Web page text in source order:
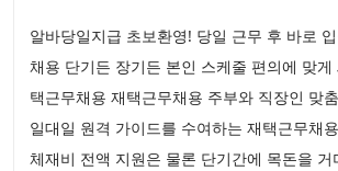
알바당일지급 초보환영! 당일 근무 후 바로
채용 단기든 장기든 본인 스케줄 편의에 맞
택근무채용 재택근무채용 주부와 직장인 맞
일대일 원격 가이드를 수여하는 재택근무채
체재비 전액 지원은 물론 단기간에 목돈을